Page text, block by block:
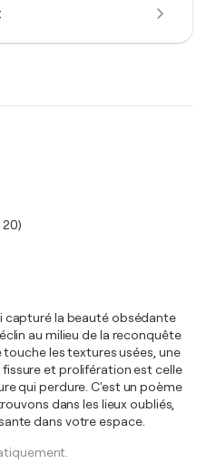
capturé la beauté obsédante
au milieu de la reconquête
touche les textures usées, une
et prolifération est celle
qui perdure. C'est un poème
dans les lieux oubliés,
dans votre espace.